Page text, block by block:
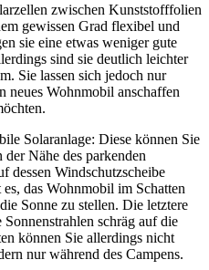
zwischen Kunststofffolien
gewissen Grad flexibel und
sie eine etwas weniger gute
sind sie deutlich leichter
Sie lassen sich jedoch nur
neues Wohnmobil anschaffen
Solaranlage: Diese können Sie
Nähe des parkenden
dessen Windschutzscheibe
das Wohnmobil im Schatten
Sonne zu stellen. Die letztere
schräg auf die
können Sie allerdings nicht
nur während des Campens.